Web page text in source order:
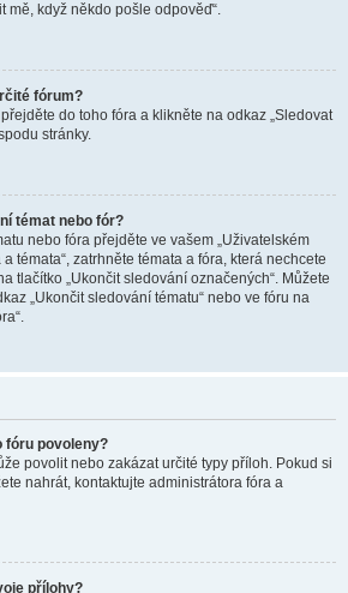
mě, když někdo pošle odpověď“.
fórum?
do toho fóra a klikněte na odkaz „Sledovat
stránky.
témat nebo fór?
nebo fóra přejděte ve vašem „Uživatelském
témata“, zatrhněte témata a fóra, která nechcete
tlačítko „Ukončit sledování označených“. Můžete
„Ukončit sledování tématu“ nebo ve fóru na
fóru povoleny?
povolit nebo zakázat určité typy příloh. Pokud si
nahrát, kontaktujte administrátora fóra a
přílohy?